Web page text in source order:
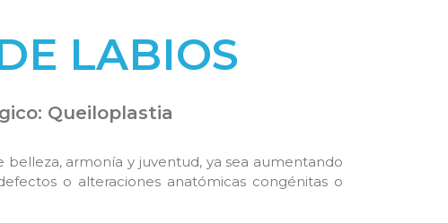
LABIOS
Queiloplastia
belleza, armonía y juventud, ya sea aumentando
o alteraciones anatómicas congénitas o